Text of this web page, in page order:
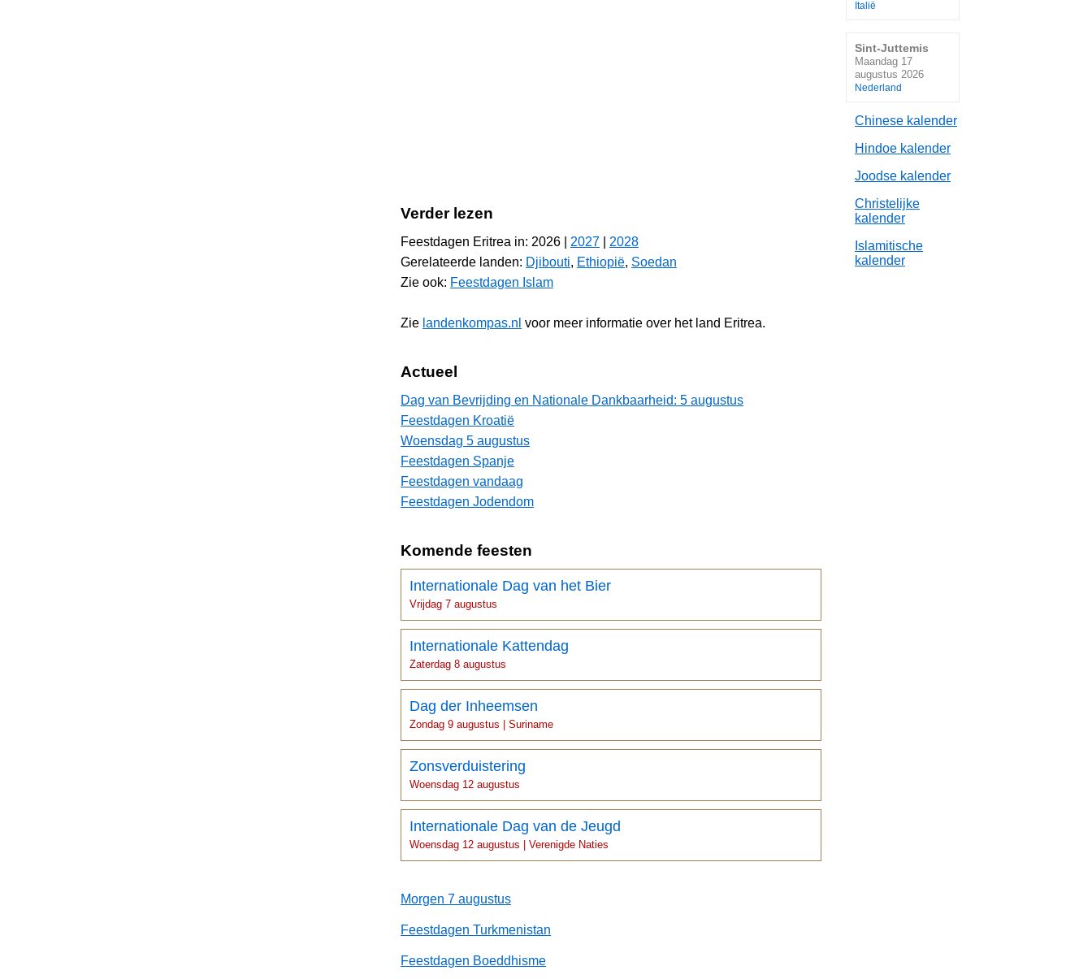
Verder lezen
Feestdagen Eritrea in: 2026 | 2027
2028
Gerelateerde landen: Djibouti, Ethiopië, Soedan
Zie ook: Feestdagen Islam
Zie landenkompas.nl voor meer informatie over het land Eritrea.
Actueel
Dag van Bevrijding en Nationale Dankbaarheid: 5 augustus
Feestdagen Kroatië
Woensdag 5 augustus
Feestdagen Spanje
Feestdagen vandaag
Feestdagen Jodendom
Komende feesten
Internationale Dag van het Bier
Vrijdag 7 augustus
Internationale Kattendag
Zaterdag 8 augustus
Dag der Inheemsen
Zondag 9 augustus | Suriname
Zonsverduistering
Woensdag 12 augustus
Internationale Dag van de Jeugd
Woensdag 12 augustus | Verenigde Naties
Morgen 7 augustus
Feestdagen Turkmenistan
Feestdagen Boeddhisme
Italië
Sint-Juttemis
Maandag 17
augustus 2026
Nederland
Chinese kalender
Hindoe kalender
Joodse kalender
Christelijke
kalender
Islamitische
kalender